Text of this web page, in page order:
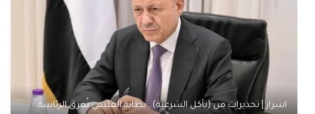
اسرار | تحذيرات من (تآكل الشرعية).. بطانة العليمي تُغرق الرئاسة